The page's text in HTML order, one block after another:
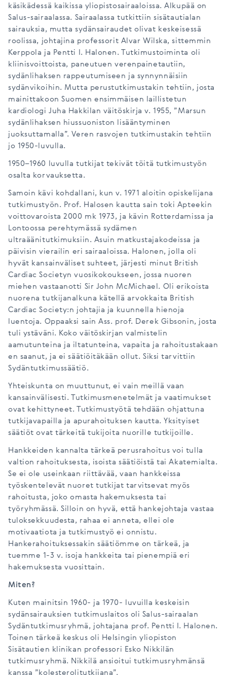
käsikädessä kaikissa yliopistosairaaloissa. Alkupää on
Salus-sairaalassa. Sairaalassa tutkittiin sisätautialan
sairauksia, mutta sydänsairaudet olivat keskeisessä
roolissa, johtajina professorit Alvar Wilska, sittemmin
Kerppola ja Pentti I. Halonen. Tutkimustoiminta oli
kliinisvoittoista, paneutuen verenpainetautiin,
sydänlihaksen rappeutumiseen ja synnynnäisiin
sydänvikoihin. Mutta perustutkimustakin tehtiin, josta
mainittakoon Suomen ensimmäisen laillistetun
kardiologi Juha Hakkilan väitöskirja v. 1955, ”Marsun
sydänlihaksen hiussuoniston lisääntyminen
juoksuttamalla”. Veren rasvojen tutkimustakin tehtiin
jo 1950-luvulla.
1950–1960 luvulla tutkijat tekivät töitä tutkimustyön
osalta korvauksetta.
Samoin kävi kohdallani, kun v. 1971 aloitin opiskelijana
tutkimustyön. Prof. Halosen kautta sain toki Apteekin
voittovaroista 2000 mk 1973, ja kävin Rotterdamissa ja
Lontoossa perehtymässä sydämen
ultraäänitutkimuksiin. Asuin matkustajakodeissa ja
päivisin vierailin eri sairaaloissa. Halonen, jolla oli
hyvät kansainväliset suhteet, järjesti minut British
Cardiac Societyn vuosikokoukseen, jossa nuoren
miehen vastaanotti Sir John McMichael. Oli erikoista
nuorena tutkijanalkuna kätellä arvokkaita British
Cardiac Society:n johtajia ja kuunnella hienoja
luentoja. Oppaaksi sain Ass. prof. Derek Gibsonin, josta
tuli ystäväni. Koko väitöskirjan valmistelin
aamutunteina ja iltatunteina, vapaita ja rahoitustakaan
en saanut, ja ei säätiöitäkään ollut. Siksi tarvittiin
Sydäntutkimussäätiö.
Yhteiskunta on muuttunut, ei vain meillä vaan
kansainvälisesti. Tutkimusmenetelmät ja vaatimukset
ovat kehittyneet. Tutkimustyötä tehdään ohjattuna
tutkijavapailla ja apurahoituksen kautta. Yksityiset
säätiöt ovat tärkeitä tukijoita nuorille tutkijoille.
Hankkeiden kannalta tärkeä perusrahoitus voi tulla
valtion rahoituksesta, isoista säätiöistä tai Akatemialta.
Se ei ole useinkaan riittävää, vaan hankkeissa
työskentelevät nuoret tutkijat tarvitsevat myös
rahoitusta, joko omasta hakemuksesta tai
työryhmässä. Silloin on hyvä, että hankejohtaja vastaa
tuloksekkuudesta, rahaa ei anneta, ellei ole
motivaatiota ja tutkimustyö ei onnistu.
Hankerahoituksessakin säätiömme on tärkeä, ja
tuemme 1-3 v. isoja hankkeita tai pienempiä eri
hakemuksesta vuosittain.
Miten?
Kuten mainitsin 1960- ja 1970- luvuilla keskeisin
sydänsairauksien tutkimuslaitos oli Salus-sairaalan
Sydäntutkimusryhmä, johtajana prof. Pentti I. Halonen.
Toinen tärkeä keskus oli Helsingin yliopiston
Sisätautien klinikan professori Esko Nikkilän
tutkimusryhmä. Nikkilä ansioitui tutkimusryhmänsä
kanssa ”kolesterolitutkijana”.